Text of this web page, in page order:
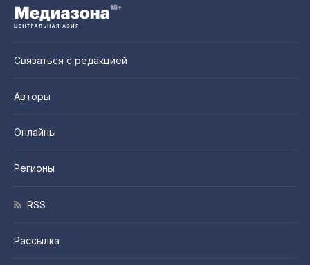
Связаться с редакцией
Авторы
Онлайны
Регионы
RSS
Рассылка